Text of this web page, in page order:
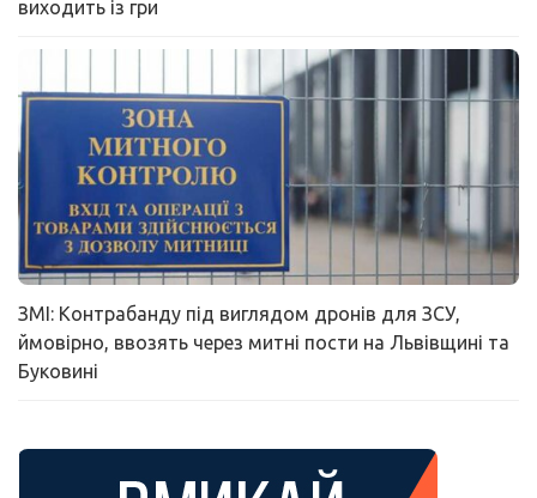
виходить із гри
ЗМІ: Контрабанду під виглядом дронів для ЗСУ,
ймовірно, ввозять через митні пости на Львівщині та
Буковині